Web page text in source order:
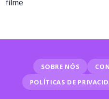
SOBRE NÓS
POLÍTICAS DE